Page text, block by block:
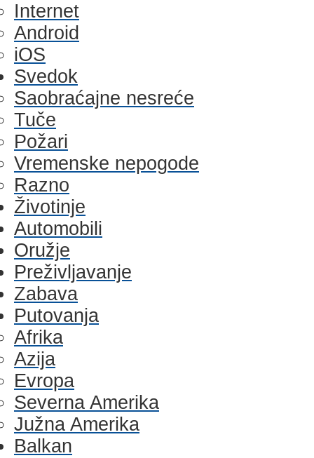
Internet
Android
iOS
Svedok
Saobraćajne nesreće
Tuče
Požari
Vremenske nepogode
Razno
Životinje
Automobili
Oružje
Preživljavanje
Zabava
Putovanja
Afrika
Azija
Evropa
Severna Amerika
Južna Amerika
Balkan